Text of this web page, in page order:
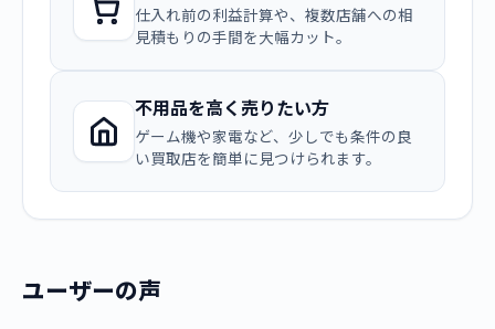
仕入れ前の利益計算や、複数店舗への相
見積もりの手間を大幅カット。
不用品を高く売りたい方
ゲーム機や家電など、少しでも条件の良
い買取店を簡単に見つけられます。
ユーザーの声